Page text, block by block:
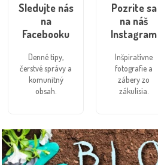
Sledujte nás
na
Facebooku
Denné tipy,
čerstvé správy a
komunitný
obsah.
Pozrite sa
na náš
Instagram
Inšpiratívne
fotografie a
zábery zo
zákulisia.